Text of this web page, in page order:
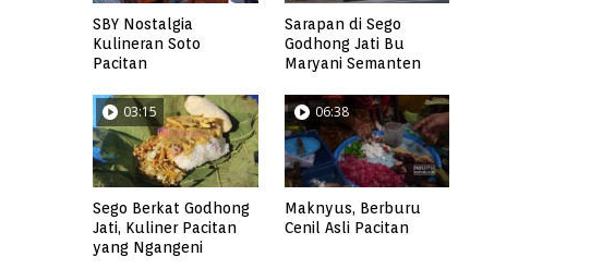
SBY Nostalgia
Kulineran Soto
Pacitan
Sarapan di Sego
Godhong Jati Bu
Maryani Semanten
03:15
Sego Berkat Godhong
Jati, Kuliner Pacitan
yang Ngangeni
06:38
Maknyus, Berburu
Cenil Asli Pacitan